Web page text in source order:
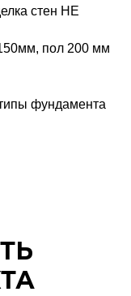
стен НЕ
пол 200 мм
фундамента